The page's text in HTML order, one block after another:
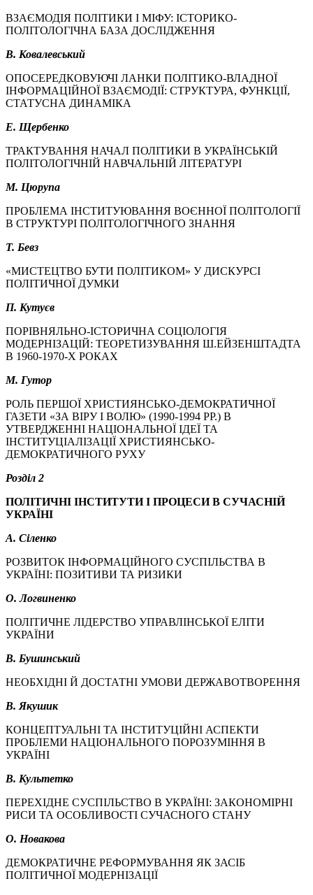
ВЗАЄМОДІЯ ПОЛІТИКИ І МІФУ: ІСТОРИКО-
ПОЛІТОЛОГІЧНА БАЗА ДОСЛІДЖЕННЯ
В. Ковалевський
ОПОСЕРЕДКОВУЮЧІ ЛАНКИ ПОЛІТИКО-ВЛАДНОЇ
ІНФОРМАЦІЙНОЇ ВЗАЄМОДІЇ: СТРУКТУРА, ФУНКЦІЇ,
СТАТУСНА ДИНАМІКА
Е. Щербенко
ТРАКТУВАННЯ НАЧАЛ ПОЛІТИКИ В УКРАЇНСЬКІЙ
ПОЛІТОЛОГІЧНІЙ НАВЧАЛЬНІЙ ЛІТЕРАТУРІ
М. Цюрупа
ПРОБЛЕМА ІНСТИТУЮВАННЯ ВОЄННОЇ ПОЛІТОЛОГІЇ
В СТРУКТУРІ ПОЛІТОЛОГІЧНОГО ЗНАННЯ
Т. Бевз
«МИСТЕЦТВО БУТИ ПОЛІТИКОМ» У ДИСКУРСІ
ПОЛІТИЧНОЇ ДУМКИ
П. Кутуєв
ПОРІВНЯЛЬНО-ІСТОРИЧНА СОЦІОЛОГІЯ
МОДЕРНІЗАЦІЙ: ТЕОРЕТИЗУВАННЯ Ш.ЕЙЗЕНШТАДТА
В 1960-1970-Х РОКАХ
М. Гутор
РОЛЬ ПЕРШОЇ ХРИСТИЯНСЬКО-ДЕМОКРАТИЧНОЇ
ГАЗЕТИ «ЗА ВІРУ І ВОЛЮ» (1990-1994 РР.) В
УТВЕРДЖЕННІ НАЦІОНАЛЬНОЇ ІДЕЇ ТА
ІНСТИТУЦІАЛІЗАЦІЇ ХРИСТИЯНСЬКО-
ДЕМОКРАТИЧНОГО РУХУ
Розділ 2
ПОЛІТИЧНІ ІНСТИТУТИ І ПРОЦЕСИ В СУЧАСНІЙ
УКРАЇНІ
А. Сіленко
РОЗВИТОК ІНФОРМАЦІЙНОГО СУСПІЛЬСТВА В
УКРАЇНІ: ПОЗИТИВИ ТА РИЗИКИ
О. Логвиненко
ПОЛІТИЧНЕ ЛІДЕРСТВО УПРАВЛІНСЬКОЇ ЕЛІТИ
УКРАЇНИ
В. Бушинський
НЕОБХІДНІ Й ДОСТАТНІ УМОВИ ДЕРЖАВОТВОРЕННЯ
В. Якушик
КОНЦЕПТУАЛЬНІ ТА ІНСТИТУЦІЙНІ АСПЕКТИ
ПРОБЛЕМИ НАЦІОНАЛЬНОГО ПОРОЗУМІННЯ В
УКРАЇНІ
В. Культетко
ПЕРЕХІДНЕ СУСПІЛЬСТВО В УКРАЇНІ: ЗАКОНОМІРНІ
РИСИ ТА ОСОБЛИВОСТІ СУЧАСНОГО СТАНУ
О. Новакова
ДЕМОКРАТИЧНЕ РЕФОРМУВАННЯ ЯК ЗАСІБ
ПОЛІТИЧНОЇ МОДЕРНІЗАЦІЇ